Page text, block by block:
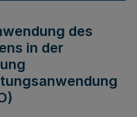
des
in der